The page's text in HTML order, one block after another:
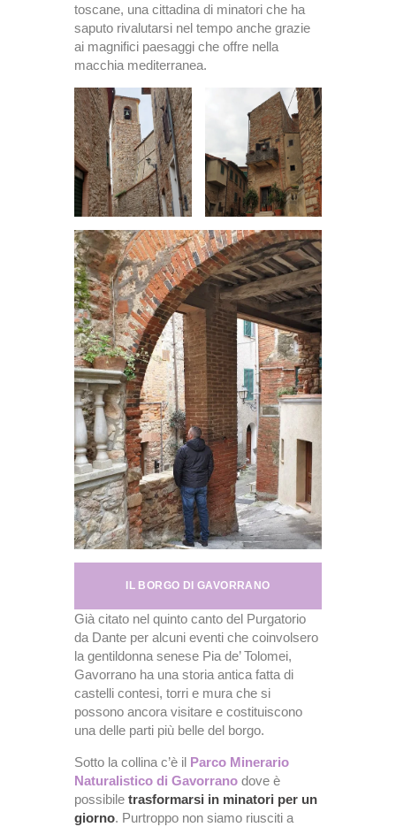
toscane, una cittadina di minatori che ha
saputo rivalutarsi nel tempo anche grazie
ai magnifici paesaggi che offre nella
macchia mediterranea.
IL BORGO DI GAVORRANO
Già citato nel quinto canto del Purgatorio
da Dante per alcuni eventi che coinvolsero
la gentildonna senese Pia de’ Tolomei,
Gavorrano ha una storia antica fatta di
castelli contesi, torri e mura che si
possono ancora visitare e costituiscono
una delle parti più belle del borgo.
Sotto la collina c’è il Parco Minerario
Naturalistico di Gavorrano dove è
possibile trasformarsi in minatori per un
giorno. Purtroppo non siamo riusciti a